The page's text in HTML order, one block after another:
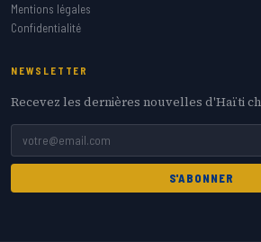
Mentions légales
Confidentialité
NEWSLETTER
Recevez les dernières nouvelles d'Haïti
S'ABONNER